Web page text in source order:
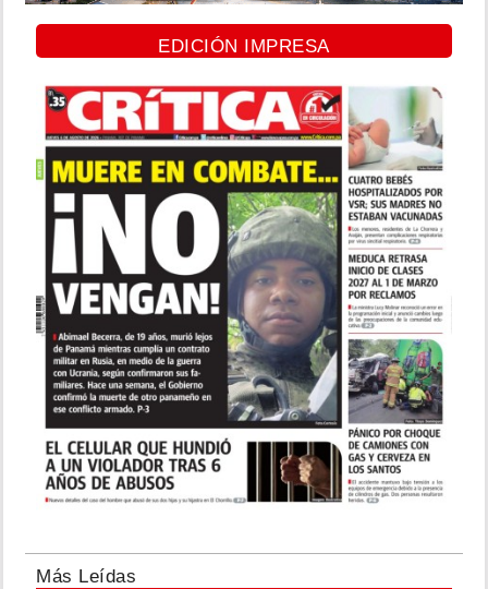
EDICIÓN IMPRESA
Más Leídas